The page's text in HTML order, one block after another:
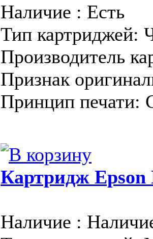
Наличие : Есть
Тип картриджей:
Производитель
Признак
Принцип печати:
Картридж Epson
Наличие :